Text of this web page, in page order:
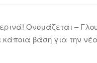
Ονομάζεται –
κάποια βάση για την